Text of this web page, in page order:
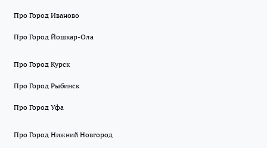
Про Город Иваново
Про Город Йошкар-Ола
Про Город Курск
Про Город Рыбинск
Про Город Уфа
Про Город Нижний Новгород